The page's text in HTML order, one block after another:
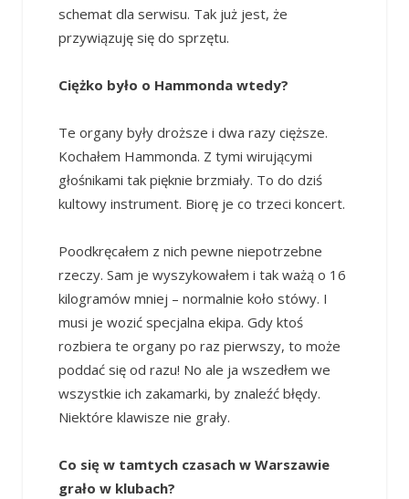
schemat dla serwisu. Tak już jest, że
przywiązuję się do sprzętu.
Ciężko było o Hammonda wtedy?
Te organy były droższe i dwa razy cięższe.
Kochałem Hammonda. Z tymi wirującymi
głośnikami tak pięknie brzmiały. To do dziś
kultowy instrument. Biorę je co trzeci koncert.
Poodkręcałem z nich pewne niepotrzebne
rzeczy. Sam je wyszykowałem i tak ważą o 16
kilogramów mniej – normalnie koło stówy. I
musi je wozić specjalna ekipa. Gdy ktoś
rozbiera te organy po raz pierwszy, to może
poddać się od razu! No ale ja wszedłem we
wszystkie ich zakamarki, by znaleźć błędy.
Niektóre klawisze nie grały.
Co się w tamtych czasach w Warszawie
grało w klubach?